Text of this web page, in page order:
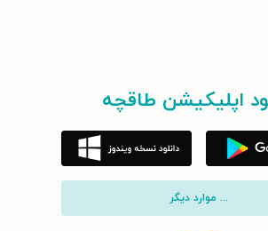
اپلیکیشن طاقچه
... موارد دیگر